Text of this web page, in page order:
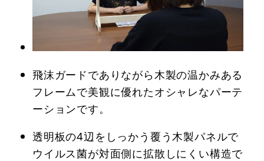
飛沫ガードでありながら木製の温かみある
フレームで美観に優れたオシャレなパーテ
ーションです。
透明板の4辺をしっかう覆う木製パネルで
ウイルス菌が対面側に拡散しにくい構造で